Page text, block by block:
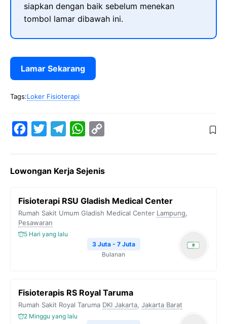
siapkan dengan baik sebelum menekan
tombol lamar dibawah ini.
Lamar Sekarang
Tags:Loker Fisioterapi
e
o
o
k
t
e
r
e
r
m
W
t
A
y
i
Lowongan Kerja Sejenis
Fisioterapi RSU Gladish Medical Center
Rumah Sakit Umum Gladish Medical Center Lampung,
Pesawaran
5 Hari yang lalu
3 Juta - 7 Juta
Bulanan
Fisioterapis RS Royal Taruma
Rumah Sakit Royal Taruma DKI Jakarta, Jakarta Barat
2 Minggu yang lalu